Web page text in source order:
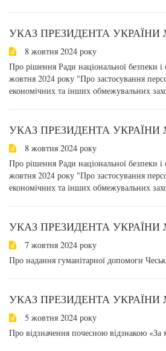
УКАЗ ПРЕЗИДЕНТА УКРАЇНИ
8 жовтня 2024 року
Про рішення Ради національної безпеки
жовтня 2024 року "Про застосування
економічних та інших обмежувальних
УКАЗ ПРЕЗИДЕНТА УКРАЇНИ
8 жовтня 2024 року
Про рішення Ради національної безпеки
жовтня 2024 року "Про застосування
економічних та інших обмежувальних
УКАЗ ПРЕЗИДЕНТА УКРАЇНИ
7 жовтня 2024 року
Про надання гуманітарної допомоги
УКАЗ ПРЕЗИДЕНТА УКРАЇНИ
5 жовтня 2024 року
Про відзначення почесною відзнакою «За